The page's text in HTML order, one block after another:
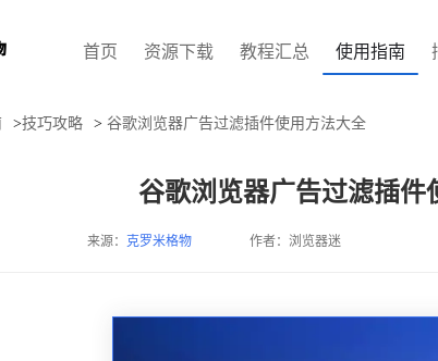
首页 资源下载 教程汇总 使用指南
>技巧攻略 > 谷歌浏览器广告过滤插件使用方法大全
谷歌浏览器广告过滤插件
来源： 克罗米格物 作者：浏览器迷